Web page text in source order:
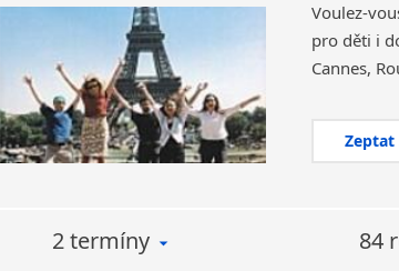
Voulez-
pro děti i
Zeptat
2 termíny 84